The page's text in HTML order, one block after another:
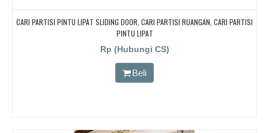
CARI PARTISI PINTU LIPAT SLIDING DOOR, CARI PARTISI RUANGAN, CARI PARTISI
PINTU LIPAT
Rp (Hubungi CS)
Beli